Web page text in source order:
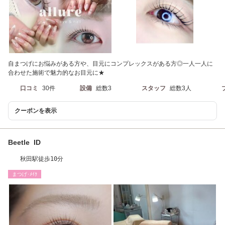
自まつげにお悩みがある方や、目元にコンプレックスがある方◎一人一人に
合わせた施術で魅力的なお目元に★
口コミ 30件 設備 総数3 スタッフ 総数3人
クーポンを表示
Beetle ID
秋田駅徒歩10分
まつげ･ﾒｲｸ